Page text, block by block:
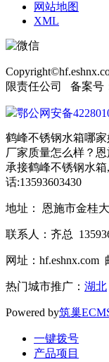
网站地图
XML
限责任公司 备案号
鄂公网安备
鹤峰不锈钢水箱哪
厂家质量怎么样？
承接鹤峰不锈钢水
话:13593603430
地址： 恩施市金桂
联系人：齐总
网址：hf.eshnx.com
热门城市推广： 湖北
Powered by筑巢
一键拨号
产品项目